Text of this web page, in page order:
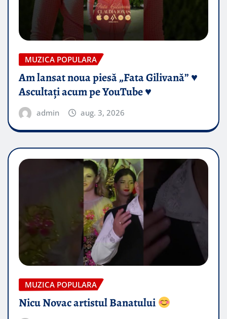
MUZICA POPULARA
Am lansat noua piesă „Fata Gilivană” ♥️
Ascultați acum pe YouTube ♥️
admin aug. 3, 2026
MUZICA POPULARA
Nicu Novac artistul Banatului